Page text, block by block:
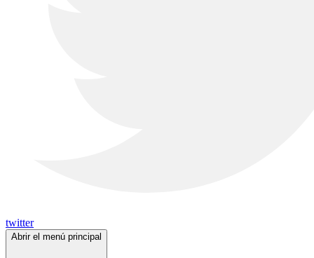
twitter
Abrir el menú principal